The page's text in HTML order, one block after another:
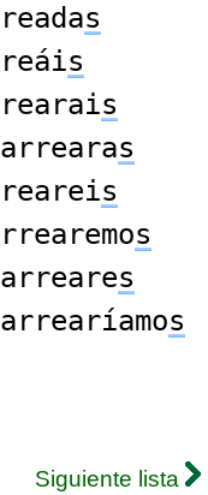
s
s
s
arrearas
s
s
arreares
arrearíamos
Siguiente lista